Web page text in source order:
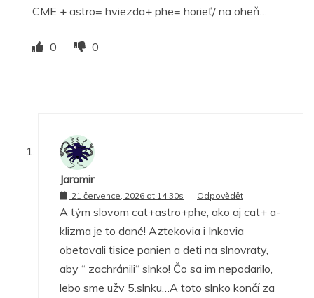
CME + astro= hviezda+ phe= horieť/ na oheň…
0 0
Jaromir
21 července, 2026 at 14:30s Odpovědět
A tým slovom cat+astro+phe, ako aj cat+ a-
klizma je to dané! Aztekovia i Inkovia
obetovali tisice panien a deti na slnovraty,
aby “ zachránili“ slnko! Čo sa im nepodarilo,
lebo sme užv 5.slnku…A toto slnko končí za